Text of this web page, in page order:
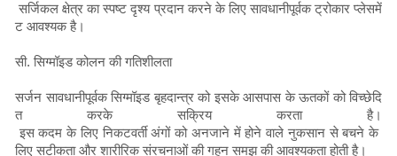
सर्जिकल क्षेत्र का स्पष्ट दृश्य प्रदान करने के लिए सावधानीपूर्वक ट्रोकार प्लेसमें
ट आवश्यक है।
सी. सिग्मॉइड कोलन की गतिशीलता
सर्जन सावधानीपूर्वक सिग्मॉइड बृहदान्त्र को इसके आसपास के ऊतकों को विच्छेदि
त करके सक्रिय करता है।
इस कदम के लिए निकटवर्ती अंगों को अनजाने में होने वाले नुकसान से बचने के
लिए सटीकता और शारीरिक संरचनाओं की गहन समझ की आवश्यकता होती है।